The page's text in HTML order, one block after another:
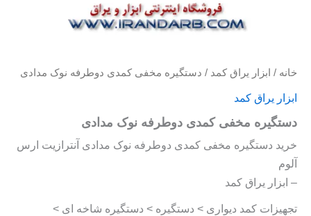
خانه / ابزار یراق کمد / دستگیره مخفی کمدی دوطرفه نوک مدادی
ابزار یراق کمد
دستگیره مخفی کمدی دوطرفه نوک مدادی
خرید دستگیره مخفی کمدی دوطرفه نوک مدادی آنترازیت ارس
آلوم
– ابزار یراق کمد
تجهیزات کمد دیواری > دستگیره > دستگیره شاخه ای >